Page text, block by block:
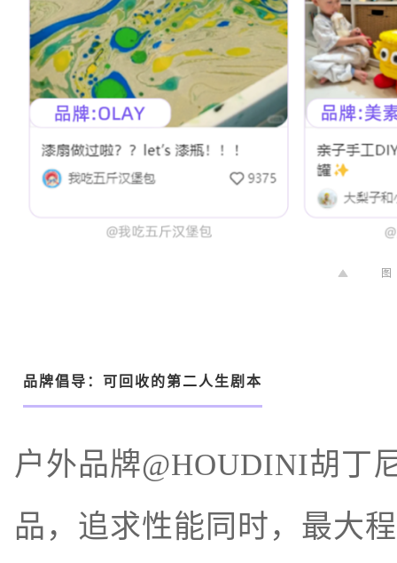
图
品牌倡导：可回收的第二人生剧本
户外品牌@HOUDINI胡丁
品，追求性能同时，最大